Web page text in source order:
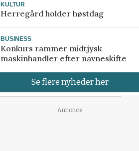
KULTUR
Herregård holder høstdag
BUSINESS
Konkurs rammer midtjysk
maskinhandler efter navneskifte
Se flere nyheder her
Annonce